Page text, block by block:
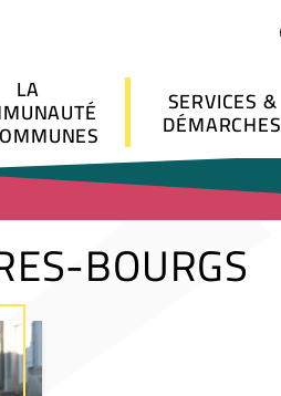
principal
LA SERVICES &
DÉMARCHES
BOURGS